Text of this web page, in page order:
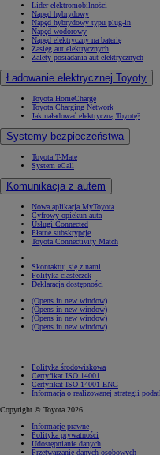
Lider elektromobilności
Napęd hybrydowy
Napęd hybrydowy typu plug-in
Napęd wodorowy
Napęd elektryczny na baterię
Zasięg aut elektrycznych
Zalety posiadania aut elektrycznych
Ładowanie elektrycznej Toyoty
Toyota HomeCharge
Toyota Charging Network
Jak naładować elektryczną Toyotę?
Systemy bezpieczeństwa
Toyota T-Mate
System eCall
Komunikacja z autem
Nowa aplikacja MyToyota
Cyfrowy opiekun auta
Usługi Connected
Płatne subskrypcje
Toyota Connectivity Match
Skontaktuj się z nami
Polityka ciasteczek
Deklaracja dostępności
(Opens in new window)
(Opens in new window)
(Opens in new window)
(Opens in new window)
Polityka środowiskowa
Certyfikat ISO 14001
Certyfikat ISO 14001 ENG
Informacja o realizowanej strategii
Copyright © Toyota 2026
Informacje prawne
Polityka prywatności
Udostępnianie danych
Przetwarzanie danych osobowych